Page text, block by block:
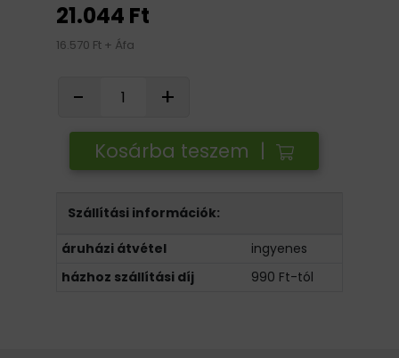
21.044 Ft
16.570 Ft + Áfa
- +
Kosárba teszem |
Szállítási információk:
áruházi átvétel
ingyenes
házhoz szállítási díj
990 Ft-tól